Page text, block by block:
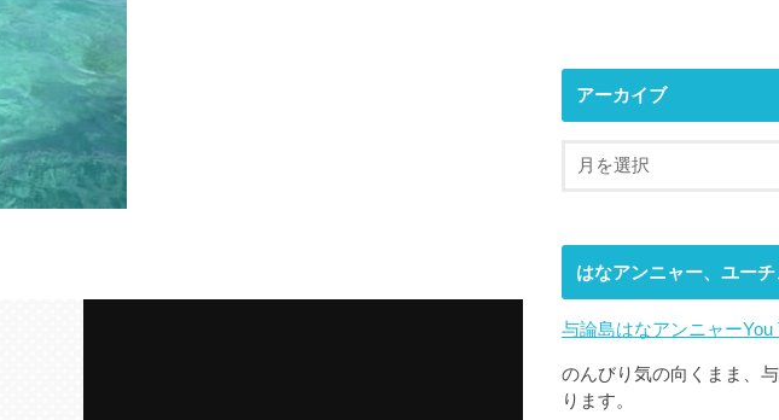
アーカイブ
はなアンニャー、ユーチ
与論島はなアンニャーYou
のんびり気の向くまま、
ります。